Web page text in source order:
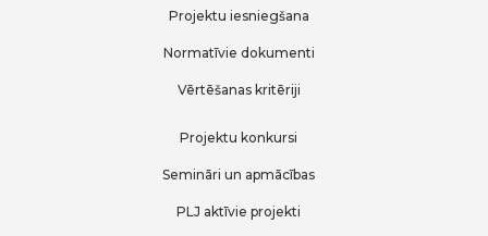
Projektu iesniegšana
Normatīvie dokumenti
Vērtēšanas kritēriji
Projektu konkursi
Semināri un apmācības
PLJ aktīvie projekti